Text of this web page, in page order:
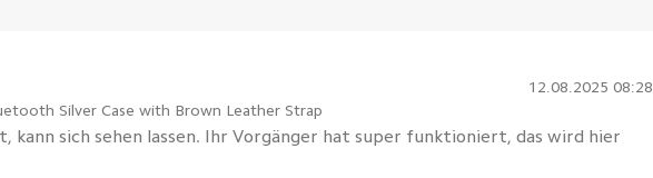
12.08.2025 08:28
Silver Case with Brown Leather Strap
kann sich sehen lassen. Ihr Vorgänger hat super funktioniert, das wird hier